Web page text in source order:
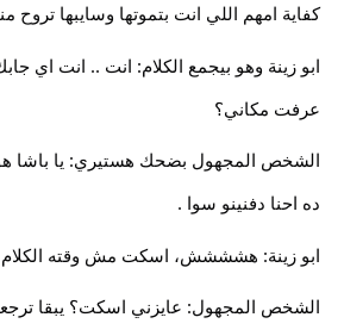
كفاية امهم اللي انت بتموتها وسايبها تروح
ابو زينة وهو بيجمع الكلام: انت .. انت اي
عرفت مكاني؟
الشخص المجهول بضحك هستيري: يا باشا هو
ده احنا دفنينو سوا .
ابو زينة: هشششش، اسكت مش وقته الكلام
الشخص المجهول: عايزني اسكت؟ يبقا